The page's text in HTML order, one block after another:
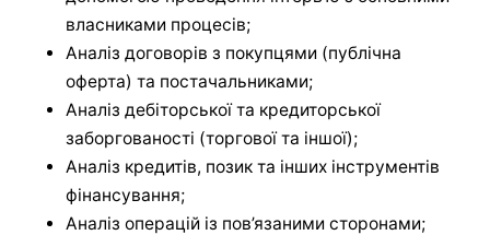
власниками процесів;
Аналіз договорів з покупцями (публічна
оферта) та постачальниками;
Аналіз дебіторської та кредиторської
заборгованості (торгової та іншої);
Аналіз кредитів, позик та інших інструментів
фінансування;
Аналіз операцій із пов’язаними сторонами;